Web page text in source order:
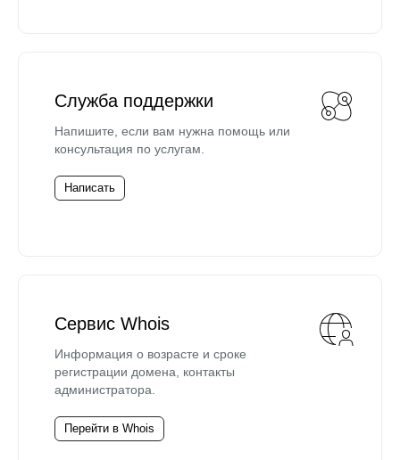
Служба поддержки
Напишите, если вам нужна помощь или
консультация по услугам.
Написать
Сервис Whois
Информация о возрасте и сроке
регистрации домена, контакты
администратора.
Перейти в Whois